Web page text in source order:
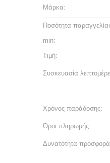
Μάρκα:
Ποσότητα
min:
Τιμή:
Συσκευασία
Χρόνος παράδοσης:
Όροι πληρωμής:
Δυνατότητα